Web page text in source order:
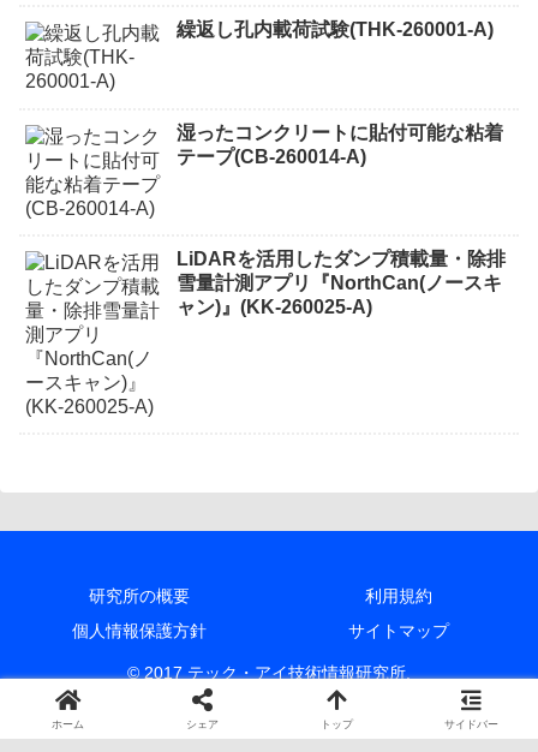
繰返し孔内載荷試験(THK-260001-A)
湿ったコンクリートに貼付可能な粘着
テープ(CB-260014-A)
LiDARを活用したダンプ積載量・除排
雪量計測アプリ『NorthCan(ノースキ
ャン)』(KK-260025-A)
研究所の概要
利用規約
個人情報保護方針
サイトマップ
© 2017 テック・アイ技術情報研究所.
ホーム シェア トップ サイドバー